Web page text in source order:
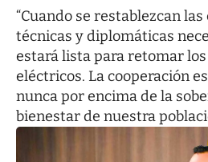
“Cuando se restablezcan
técnicas y diplomáticas
estará lista para retomar
eléctricos. La cooperación
nunca por encima de la
bienestar de nuestra